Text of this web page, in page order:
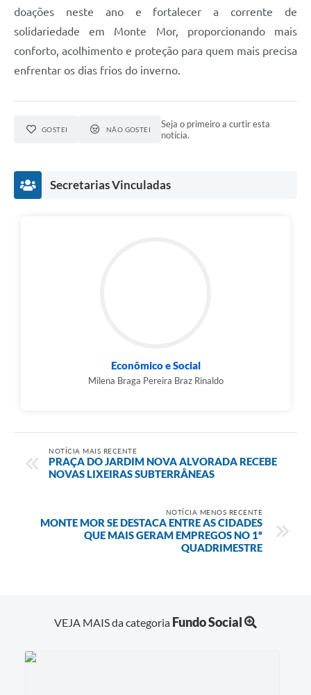
doações neste ano e fortalecer a corrente de
solidariedade em Monte Mor, proporcionando mais
conforto, acolhimento e proteção para quem mais precisa
enfrentar os dias frios do inverno.
GOSTEI NÃO GOSTEI
Seja o primeiro a curtir esta
notícia.
Secretarias Vinculadas
Econômico e Social
Milena Braga Pereira Braz Rinaldo
NOTÍCIA MAIS RECENTE
PRAÇA DO JARDIM NOVA ALVORADA RECEBE
NOVAS LIXEIRAS SUBTERRÂNEAS
NOTÍCIA MENOS RECENTE
MONTE MOR SE DESTACA ENTRE AS CIDADES
QUE MAIS GERAM EMPREGOS NO 1º
QUADRIMESTRE
VEJA MAIS da categoria Fundo Social